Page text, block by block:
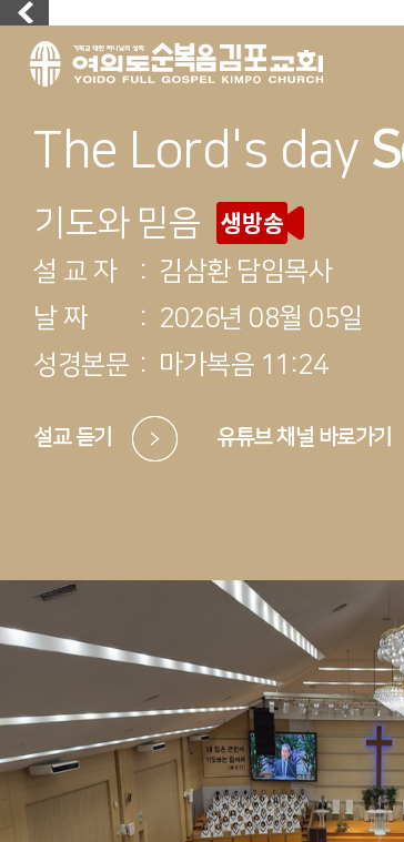
The Lord's day
기도와 믿음
설 교 자 : 김삼환 담임목사
날 짜
: 2026년 08월 05일
성경본문 : 마가복음 11:24
설교 듣기 유튜브 채널 바로가기